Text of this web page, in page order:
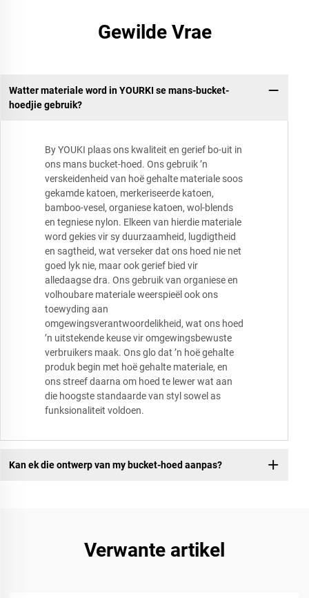
Gewilde Vrae
Watter materiale word in YOURKI se mans-bucket-
hoedjie gebruik?
By YOUKI plaas ons kwaliteit en gerief bo-uit in
ons mans bucket-hoed. Ons gebruik ’n
verskeidenheid van hoë gehalte materiale soos
gekamde katoen, merkeriseerde katoen,
bamboo-vesel, organiese katoen, wol-blends
en tegniese nylon. Elkeen van hierdie materiale
word gekies vir sy duurzaamheid, lugdigtheid
en sagtheid, wat verseker dat ons hoed nie net
goed lyk nie, maar ook gerief bied vir
alledaagse dra. Ons gebruik van organiese en
volhoubare materiale weerspieël ook ons
toewyding aan
omgewingsverantwoordelikheid, wat ons hoed
’n uitstekende keuse vir omgewingsbewuste
verbruikers maak. Ons glo dat ’n hoë gehalte
produk begin met hoë gehalte materiale, en
ons streef daarna om hoed te lewer wat aan
die hoogste standaarde van styl sowel as
funksionaliteit voldoen.
Kan ek die ontwerp van my bucket-hoed aanpas?
Verwante artikel